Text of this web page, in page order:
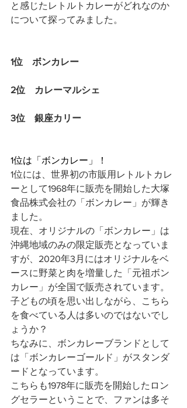
と感じたレトルトカレーがどれなのか
について探ってみました。
1位　ボンカレー
2位　カレーマルシェ
3位　銀座カリー
1位は「ボンカレー」！
1位には、世界初の市販用レトルトカレ
ーとして1968年に販売を開始した大塚
食品株式会社の「ボンカレー」が輝き
ました。
現在、オリジナルの「ボンカレー」は
沖縄地域のみの限定販売となっていま
すが、2020年3月にはオリジナルをベ
ースに野菜と肉を増量した「元祖ボン
カレー」が全国で販売されています。
子どもの頃を思い出しながら、こちら
を食べている人は多いのではないでし
ょうか？
ちなみに、ボンカレーブランドとして
は「ボンカレーゴールド」がスタンダ
ードとなっています。
こちらも1978年に販売を開始したロン
グセラーということで、ファンは多そ